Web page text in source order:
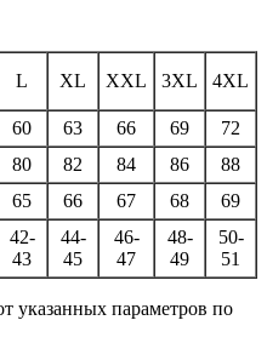
L XL XXL 3XL 4XL
60 63 66 69
72
80 82 84 86
88
65 66 67 68 69
42-
43
44-
45
46-
47
48-
49
50-
51
указанных параметров по